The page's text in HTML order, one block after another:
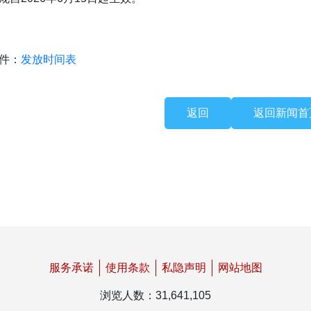
： 发放时间表
返回 返回新闻首
服务承诺 使用条款 私隐声明 网站地图
浏览人数 ： 31,641,105